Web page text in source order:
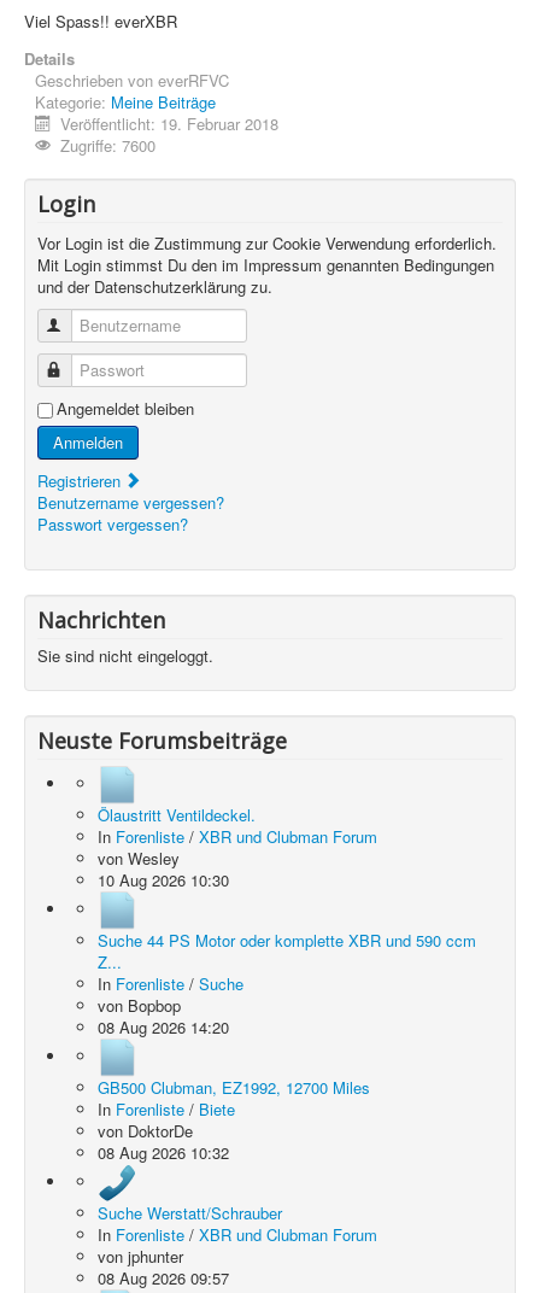
Viel Spass!! everXBR
Details
Geschrieben von everRFVC
Kategorie: Meine Beiträge
Veröffentlicht: 19. Februar 2018
Zugriffe: 7600
Login
Vor Login ist die Zustimmung zur Cookie Verwendung erforderlich.
Mit Login stimmst Du den im Impressum genannten Bedingungen
und der Datenschutzerklärung zu.
Benutzername
Passwort
Angemeldet bleiben
Anmelden
Registrieren
Benutzername vergessen?
Passwort vergessen?
Nachrichten
Sie sind nicht eingeloggt.
Neuste Forumsbeiträge
Ölaustritt Ventildeckel.
In Forenliste / XBR und Clubman Forum
von Wesley
10 Aug 2026 10:30
Suche 44 PS Motor oder komplette XBR und 590 ccm
Z...
In Forenliste / Suche
von Bopbop
08 Aug 2026 14:20
GB500 Clubman, EZ1992, 12700 Miles
In Forenliste / Biete
von DoktorDe
08 Aug 2026 10:32
Suche Werstatt/Schrauber
In Forenliste / XBR und Clubman Forum
von jphunter
08 Aug 2026 09:57